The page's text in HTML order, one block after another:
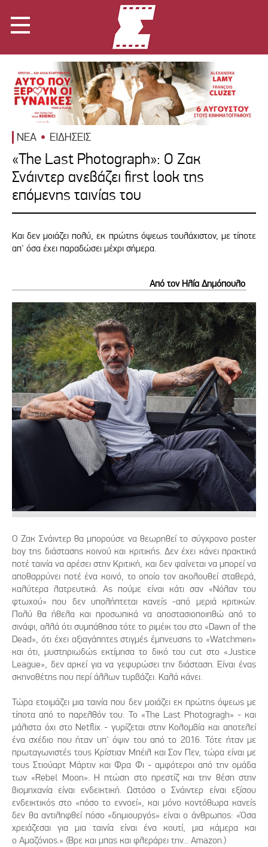
ΝΕΑ ΕΙΔΗΣΕΙΣ
«The Last Photograph»: Ο Ζακ
Σνάιντερ ανεβάζει first look της
επόμενης ταινίας του
Και δεν μοιάζει πολύ, εκ πρώτης όψεως τουλάχιστον, με τίποτε
απ' όσα έχει παραδώσει μέχρι σήμερα.
Από τον Ηλία Δημόπουλο
Ο Ζακ Σνάιντερ θα μπορούσε να θεωρηθεί το σύγχρονο poster
boy της διάστασης κοινού και κριτικής. Δεν έχει κάνει πρακτικά
ποτέ ταινία να αρέσει στην Κριτική, και δεν φαίνεται να μπορεί να
αποθαρρύνει ποτέ ένα κοινό, το οποίο τον ακολουθεί σταθερά,
καλύτερα λατρευτικά. Ας πούμε είναι κάτι σαν «Νόλαν του
φτωχού» που δεν υπολήπτεται κανείς -από μεριά κριτικών.
Πολύ θα ήθελα και προσωπικά να αποστασιοποιηθώ από το
σινάφι, αλλά ότι συμπάθησα τότε το ριμέικ του στο «Dawn of the
Dead», ότι έχει αξιαγάπητες στιγμές έμπνευσης το «Watchmen»
και ότι, μυστηριωδώς εκτίμησα το δικό του cut στο «Justice
League», δεν αρκεί για να γεφυρώσει την διάσταση. Είναι ένας
σκηνοθέτης που περί άλλων τυρβάζει. Καλά κάνει.
Τώρα ετοιμάζει μια ταινία που δεν μοιάζει εκ πρώτης όψεως με
τίποτα από το παρελθόν του. Το «The Last Photogragh» - και
μάλιστα όχι στο Netflix - γυρίζεται στην Κολομβία και αποτελεί
ένα σχέδιο που ήταν υπ' όψιν του από το 2016. Τότε ήταν με
πρωταγωνιστές τους Κρίστιαν Μπέιλ και Σον Πεν, τώρα είναι με
τους Στιούαρτ Μάρτιν και Φρα Φι - αμφότεροι από την ομάδα
των «Rebel Moon». Η πτώση στο πρεστίζ και την θέση στην
βιομηχανία είναι ενδεικτική. Ωστόσο ο Σνάιντερ είναι εξίσου
ενδεικτικός στο «πόσο το εννοεί», και μόνο κοντόθωρα κανείς
δεν θα αντιληφθεί πόσο «δημιουργός» είναι ο άνθρωπος: «Όσα
χρειάζεσαι για μια ταινία είναι ένα κουτί, μια κάμερα και
ο Αμαζόνιος.» (Βρε και μπας και φλεράρει την... Amazon.)